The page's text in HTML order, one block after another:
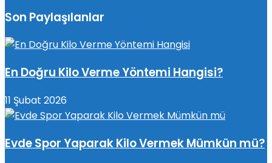
Son Paylaşılanlar
En Doğru Kilo Verme Yöntemi Hangisi?
11 Şubat 2026
Evde Spor Yaparak Kilo Vermek Mümkün mü?